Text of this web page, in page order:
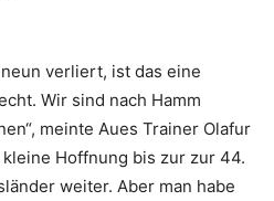
verliert, ist das eine
Wir sind nach Hamm
meinte Aues Trainer Olafur
Hoffnung bis zur zur 44.
weiter. Aber man habe